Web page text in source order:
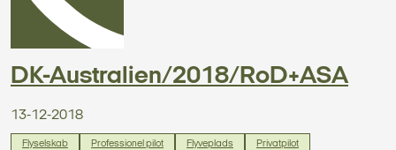
DK-Australien/2018/RoD+ASA
13-12-2018
Flyselskab Professionel pilot Flyveplads Privatpilot